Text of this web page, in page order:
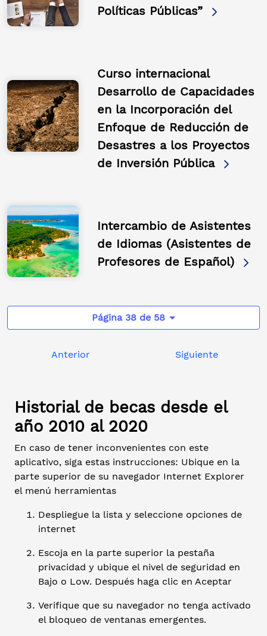
Políticas Públicas”
Curso internacional
Desarrollo de Capacidades
en la Incorporación del
Enfoque de Reducción de
Desastres a los Proyectos
de Inversión Pública
Intercambio de Asistentes
de Idiomas (Asistentes de
Profesores de Español)
Página 38 de 58
Anterior Siguiente
Historial de becas desde el
año 2010 al 2020
En caso de tener inconvenientes con este
aplicativo, siga estas instrucciones: Ubique en la
parte superior de su navegador Internet Explorer
el menú herramientas
Despliegue la lista y seleccione opciones de
internet
Escoja en la parte superior la pestaña
privacidad y ubique el nivel de seguridad en
Bajo o Low. Después haga clic en Aceptar
Verifique que su navegador no tenga activado
el bloqueo de ventanas emergentes.